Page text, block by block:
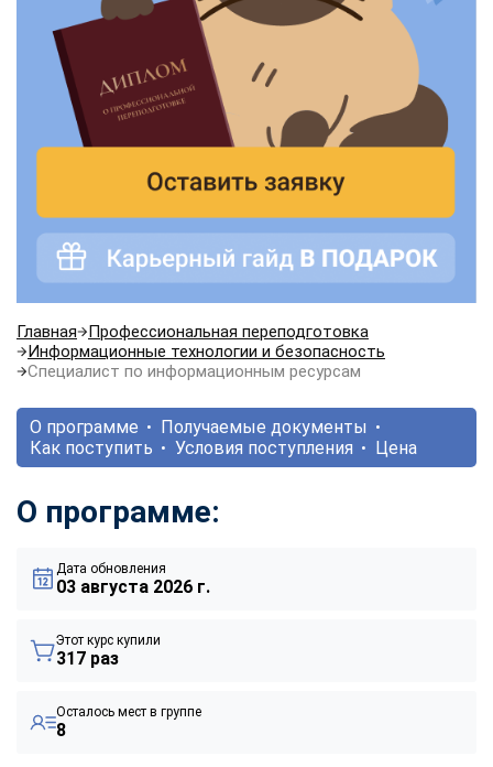
Главная
Профессиональная переподготовка
Информационные технологии и безопасность
Специалист по информационным ресурсам
О программе
Получаемые документы
Как поступить
Условия поступления Цена
О программе:
Дата обновления
03 августа 2026 г.
Этот курс купили
317 раз
Осталось мест в группе
8